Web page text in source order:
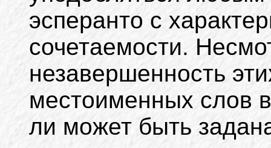
эсперанто с
сочетаемости.
незавершенность
местоименных слов
ли может быть